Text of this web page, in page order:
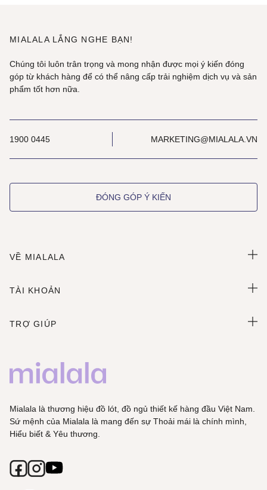
MIALALA LẮNG NGHE BẠN!
Chúng tôi luôn trân trọng và mong nhận được mọi ý kiến đóng
góp từ khách hàng để có thể nâng cấp trải nghiệm dịch vụ và sản
phẩm tốt hơn nữa.
1900 0445 MARKETING@MIALALA.VN
ĐÓNG GÓP Ý KIẾN
VỀ MIALALA
TÀI KHOẢN
TRỢ GIÚP
Mialala là thương hiệu đồ lót, đồ ngủ thiết kế hàng đầu Việt Nam.
Sứ mệnh của Mialala là mang đến sự Thoải mái là chính mình,
Hiểu biết & Yêu thương.